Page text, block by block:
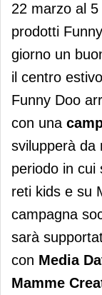
22 marzo al
prodotti
giorno un
il centro
Funny Doo
con una
svilupperà da
periodo in cui
reti kids e su
campagna
sarà
con Media
Mamme